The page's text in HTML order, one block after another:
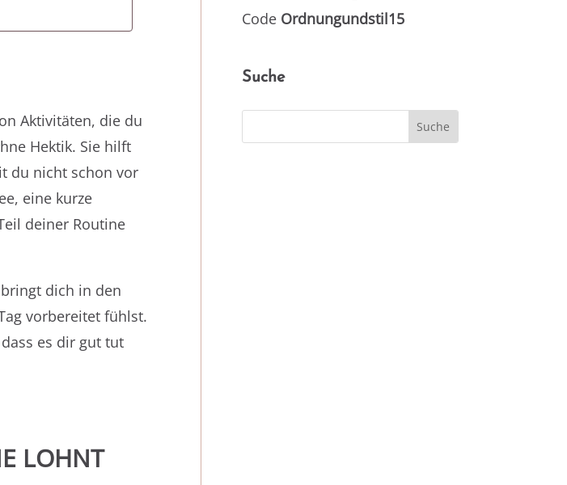
Aktivitäten, die du
Hektik. Sie hilft
du nicht schon vor
eine kurze
deiner Routine
dich in den
vorbereitet fühlst.
es dir gut tut
LOHNT
Code Ordnungundstil15
Suche